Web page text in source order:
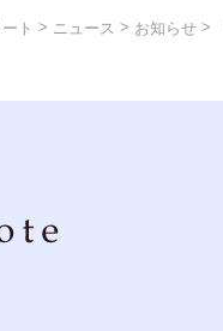
ト > ニュース > お知らせ >